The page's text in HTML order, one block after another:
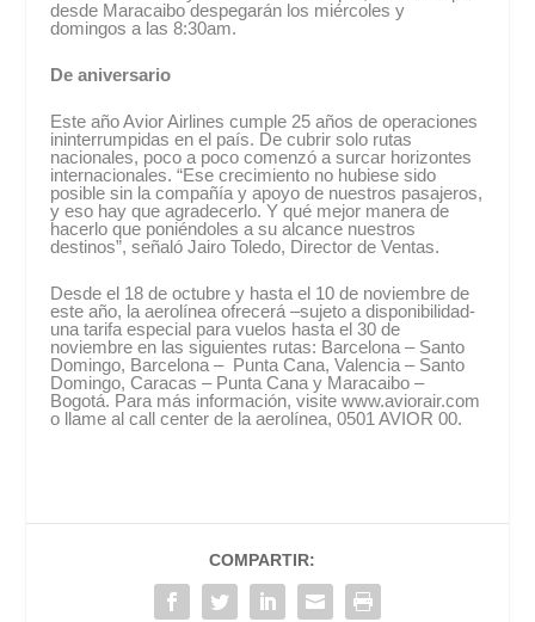
desde Maracaibo despegarán los miércoles y
domingos a las 8:30am.
De aniversario
Este año Avior Airlines cumple 25 años de operaciones
ininterrumpidas en el país. De cubrir solo rutas
nacionales, poco a poco comenzó a surcar horizontes
internacionales. “Ese crecimiento no hubiese sido
posible sin la compañía y apoyo de nuestros pasajeros,
y eso hay que agradecerlo. Y qué mejor manera de
hacerlo que poniéndoles a su alcance nuestros
destinos”, señaló Jairo Toledo, Director de Ventas.
Desde el 18 de octubre y hasta el 10 de noviembre de
este año, la aerolínea ofrecerá –sujeto a disponibilidad-
una tarifa especial para vuelos hasta el 30 de
noviembre en las siguientes rutas: Barcelona – Santo
Domingo, Barcelona – Punta Cana, Valencia – Santo
Domingo, Caracas – Punta Cana y Maracaibo –
Bogotá. Para más información, visite www.aviorair.com
o llame al call center de la aerolínea, 0501 AVIOR 00.
COMPARTIR: